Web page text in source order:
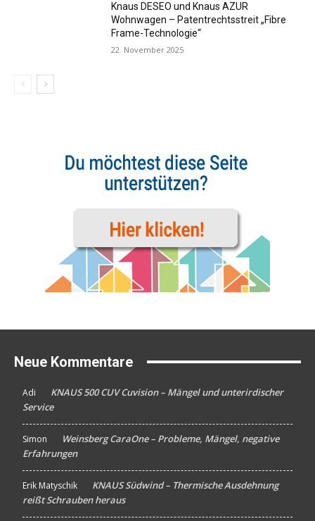
Knaus DESEO und Knaus AZUR
Wohnwagen – Patentrechtsstreit „Fibre
Frame-Technologie“
22. November 2025
Neue Kommentare
Adi
KNAUS 500 CUV Cuvision – Mängel und unterirdischer
Service
Simon
Weinsberg CaraOne – Probleme, Mängel, negative
Erfahrungen
Erik Matyschik
KNAUS Südwind – Thermische Ausdehnung
reißt Schrauben heraus